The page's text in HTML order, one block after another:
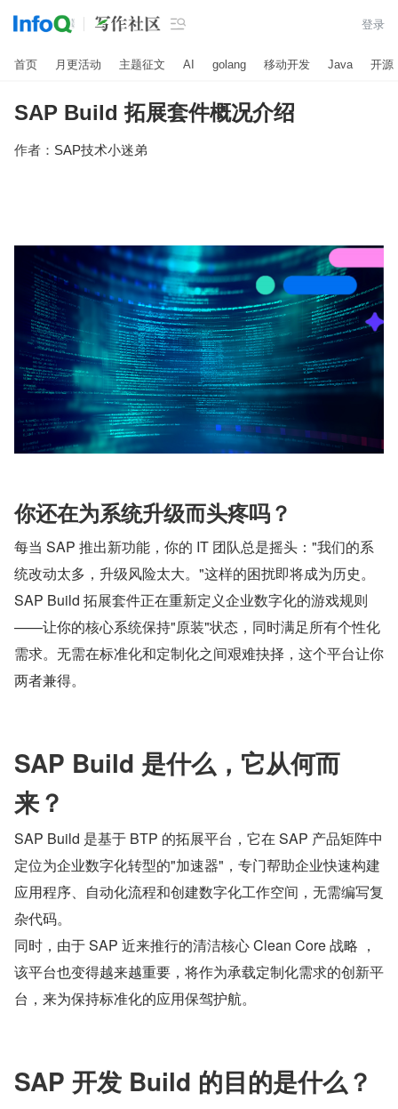
 登录
首页 月更活动 主题征文 AI golang 移动开发 Java 开源
SAP Build 拓展套件概况介绍
作者： SAP技术小迷弟
你还在为系统升级而头疼吗？
每当 SAP 推出新功能，你的 IT 团队总是摇头："我们的系
统改动太多，升级风险太大。"这样的困扰即将成为历史。
SAP Build 拓展套件正在重新定义企业数字化的游戏规则
——让你的核心系统保持"原装"状态，同时满足所有个性化
需求。无需在标准化和定制化之间艰难抉择，这个平台让你
两者兼得。
SAP Build 是什么，它从何而
来？
SAP Build 是基于 BTP 的拓展平台，它在 SAP 产品矩阵中
定位为企业数字化转型的"加速器"，专门帮助企业快速构建
应用程序、自动化流程和创建数字化工作空间，无需编写复
杂代码。
同时，由于 SAP 近来推行的清洁核心 Clean Core 战略 ，
该平台也变得越来越重要，将作为承载定制化需求的创新平
台，来为保持标准化的应用保驾护航。
SAP 开发 Build 的目的是什么？